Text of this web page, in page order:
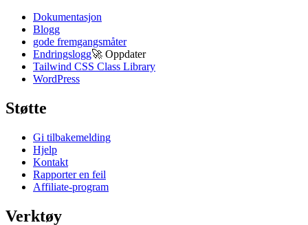
Dokumentasjon
Blogg
gode fremgangsmåter
Endringslogg🚀 Oppdater
Tailwind CSS Class Library
WordPress
Støtte
Gi tilbakemelding
Hjelp
Kontakt
Rapporter en feil
Affiliate-program
Verktøy